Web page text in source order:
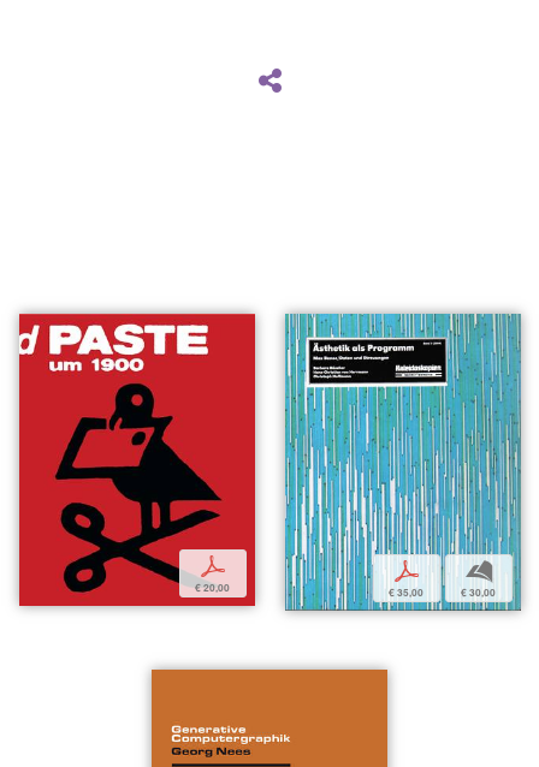
p
€ 20,00
p
€ 35,00
b
€ 30,00